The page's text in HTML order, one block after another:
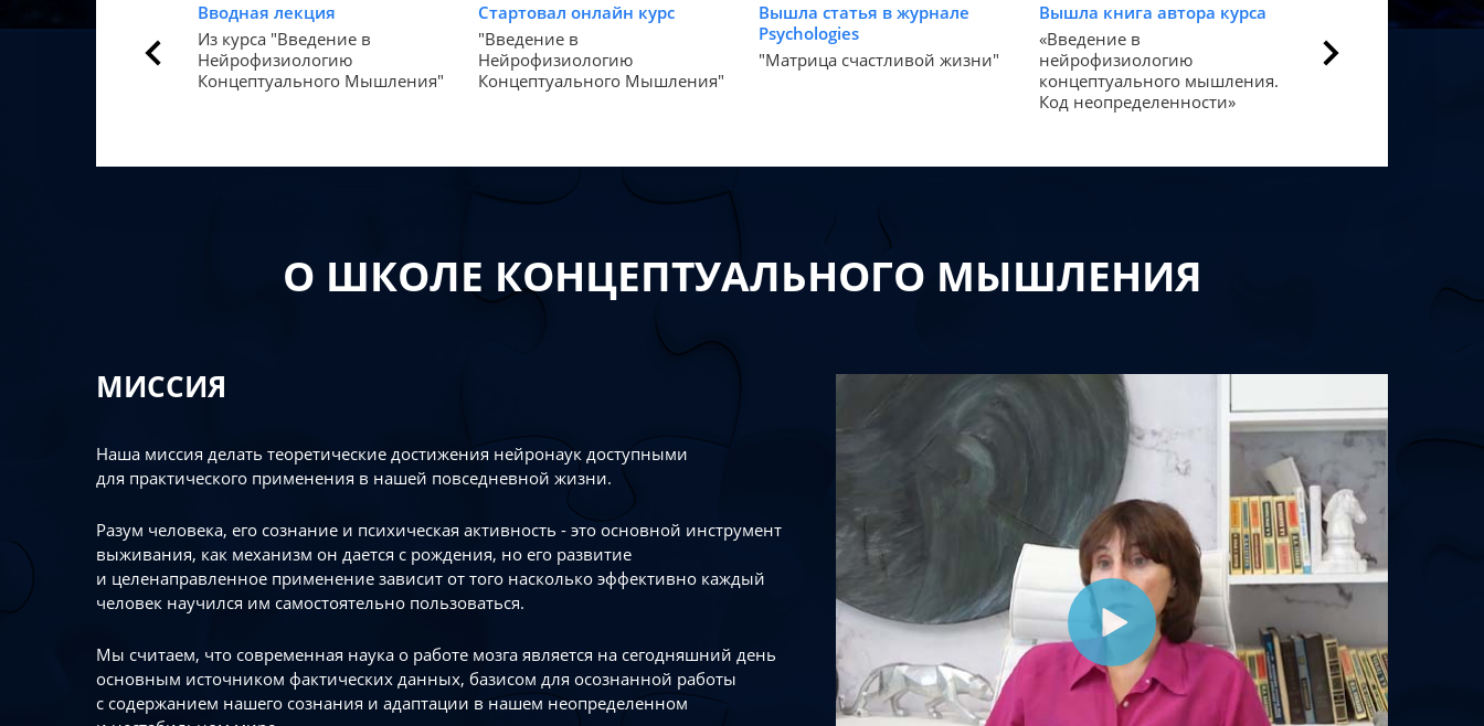
Вводная лекция
Из курса "Введение в
Нейрофизиологию
Концептуального Мышления"
Стартовал онлайн курс
"Введение в
Нейрофизиологию
Концептуального Мышления"
Вышла статья в журнале
Psychologies
"Матрица счастливой жизни"
Вышла книга автора курса
«Введение в
нейрофизиологию
концептуального мышления.
Код неопределенности»
Статья в Forbes
Как мозг
«счастье».
О ШКОЛЕ КОНЦЕПТУАЛЬНОГО МЫШЛЕНИЯ
МИССИЯ
Наша миссия делать теоретические достижения нейронаук доступными
для практического применения в нашей повседневной жизни.
Разум человека, его сознание и психическая активность - это основной инструмент
выживания, как механизм он дается с рождения, но его развитие
и целенаправленное применение зависит от того насколько эффективно каждый
человек научился им самостоятельно пользоваться.
Мы считаем, что современная наука о работе мозга является на сегодняшний день
основным источником фактических данных, базисом для осознанной работы
с содержанием нашего сознания и адаптации в нашем неопределенном